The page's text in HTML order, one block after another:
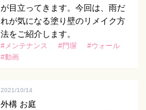
が目立ってきます。今回は、雨だ
れが気になる塗り壁のリメイク方
法をご紹介します。
#メンテナンス #門塀
#ウォール
#動画
2021/10/14
外構 お庭